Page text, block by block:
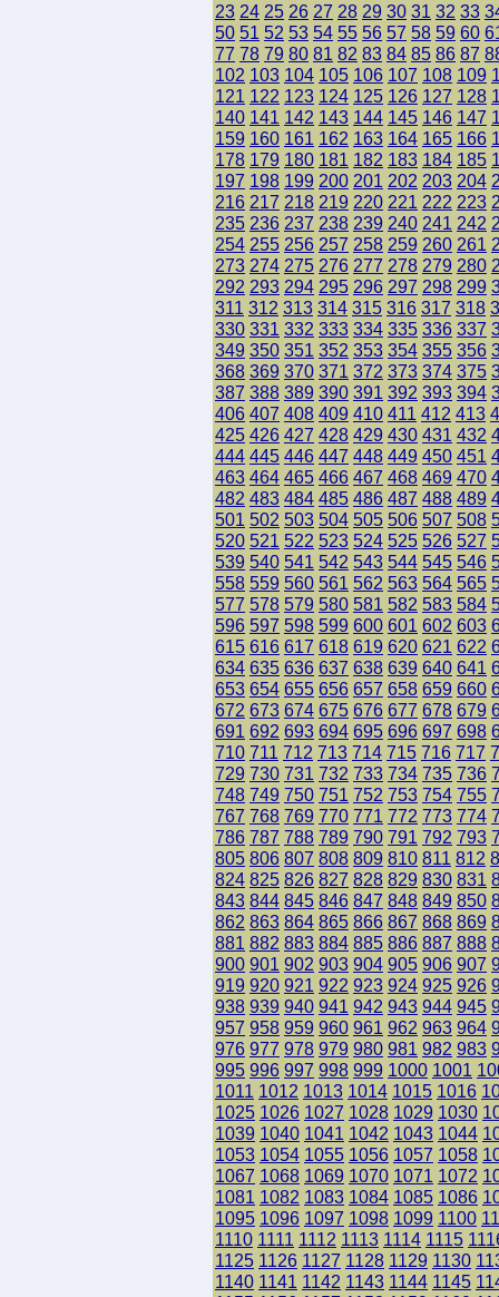
23 24 25 26 27 28 29 30 31 32 33
50 51 52 53 54 55 56 57 58 59 60
77 78 79 80 81 82 83 84 85 86 87
102 103 104 105 106 107 108 109
121 122 123 124 125 126 127 128
140 141 142 143 144 145 146 147
159 160 161 162 163 164 165 166
178 179 180 181 182 183 184 185
197 198 199 200 201 202 203 204
216 217 218 219 220 221 222 223
235 236 237 238 239 240 241 242
254 255 256 257 258 259 260 261
273 274 275 276 277 278 279 280
292 293 294 295 296 297 298 299
311 312 313 314 315 316 317 318
330 331 332 333 334 335 336 337
349 350 351 352 353 354 355 356
368 369 370 371 372 373 374 375
387 388 389 390 391 392 393 394
406 407 408 409 410 411 412 413
425 426 427 428 429 430 431 432
444 445 446 447 448 449 450 451
463 464 465 466 467 468 469 470
482 483 484 485 486 487 488 489
501 502 503 504 505 506 507 508
520 521 522 523 524 525 526 527
539 540 541 542 543 544 545 546
558 559 560 561 562 563 564 565
577 578 579 580 581 582 583 584
596 597 598 599 600 601 602 603
615 616 617 618 619 620 621 622
634 635 636 637 638 639 640 641
653 654 655 656 657 658 659 660
672 673 674 675 676 677 678 679
691 692 693 694 695 696 697 698
710 711 712 713 714 715 716 717
729 730 731 732 733 734 735 736
748 749 750 751 752 753 754 755
767 768 769 770 771 772 773 774
786 787 788 789 790 791 792 793
805 806 807 808 809 810 811 812
824 825 826 827 828 829 830 831
843 844 845 846 847 848 849 850
862 863 864 865 866 867 868 869
881 882 883 884 885 886 887 888
900 901 902 903 904 905 906 907
919 920 921 922 923 924 925 926
938 939 940 941 942 943 944 945
957 958 959 960 961 962 963 964
976 977 978 979 980 981 982 983
995 996 997 998 999 1000 1001
1011 1012 1013 1014 1015 1016
1025 1026 1027 1028 1029 1030
1039 1040 1041 1042 1043 1044
1053 1054 1055 1056 1057 1058
1067 1068 1069 1070 1071 1072
1081 1082 1083 1084 1085 1086
1095 1096 1097 1098 1099 1100
1110 1111 1112 1113 1114 1115
1125 1126 1127 1128 1129 1130
1140 1141 1142 1143 1144 1145